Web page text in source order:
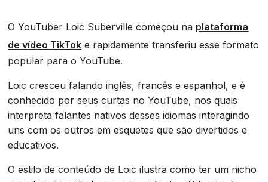
O YouTuber Loic Suberville começou na plataforma
de vídeo TikTok e rapidamente transferiu esse formato
popular para o YouTube.
Loic cresceu falando inglês, francês e espanhol, e é
conhecido por seus curtas no YouTube, nos quais
interpreta falantes nativos desses idiomas interagindo
uns com os outros em esquetes que são divertidos e
educativos.
O estilo de conteúdo de Loic ilustra como ter um nicho